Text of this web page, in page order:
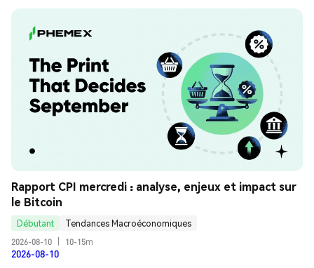
Rapport CPI mercredi : analyse, enjeux et impact sur
le Bitcoin
Débutant
Tendances Macroéconomiques
2026-08-10
10-15m
2026-08-10